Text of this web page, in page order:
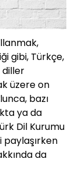
gibi, Türkçe,
diller
üzere on
bazı
ya da
Dil Kurumu
paylaşırken
da